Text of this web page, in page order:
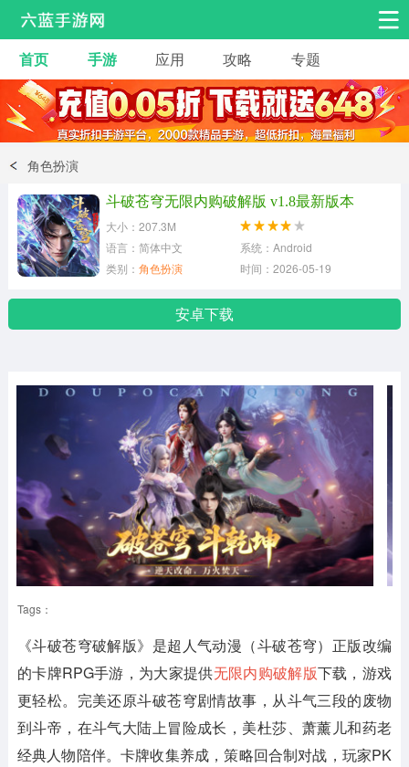
安卓手游 手游工具
热门手游 角色扮演 益智休闲
动作射击
冒险解谜
体育竞技
首页 手游 应用 攻略 专题
角色扮演
斗破苍穹无限内购破解版 v1.8最新版本
大小：207.3M
语言：简体中文
系统：Android
类别： 角色扮演 时间：2026-05-19
安卓下载
Tags：
《斗破苍穹破解版》 是超人气动漫（斗破苍穹）正版改编
的卡牌RPG手游，为大家提供无限内购破解版下载，游戏
更轻松。完美还原斗破苍穹剧情故事，从斗气三段的废物
到斗帝，在斗气大陆上冒险成长，美杜莎、萧薰儿和药老
经典人物陪伴。卡牌收集养成，策略回合制对战，玩家PK